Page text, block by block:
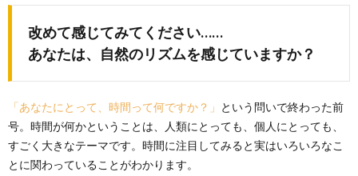
改めて感じてみてください……
あなたは、自然のリズムを感じていますか？
「あなたにとって、時間って何ですか？」 という問いで終わった前
号。時間が何かということは、人類にとっても、個人にとっても、
すごく大きなテーマです。時間に注目してみると実はいろいろなこ
とに関わっていることがわかります。